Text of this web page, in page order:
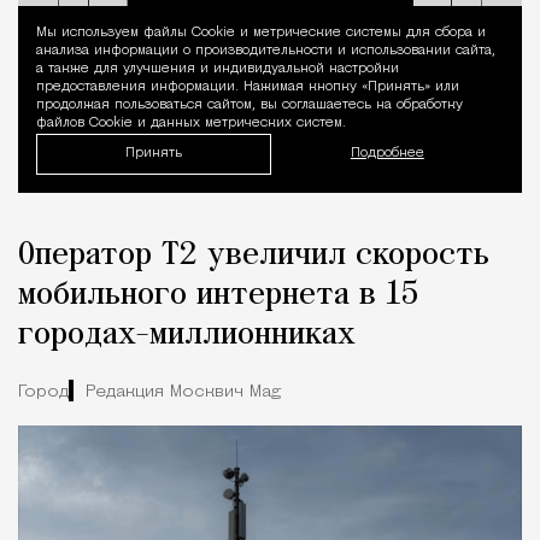
Уведомление
Мы используем файлы Сookie и метрические системы для сбора и
анализа информации о производительности и использовании сайта,
а также для улучшения и индивидуальной настройки
предоставления информации. Нажимая кнопку «Принять» или
продолжая пользоваться сайтом, вы соглашаетесь на обработку
файлов Cookie и данных метрических систем.
Принять Подробнее
Оператор Т2 увеличил скорость
мобильного интернета в 15
городах-миллионниках
Город Редакция Москвич Mag